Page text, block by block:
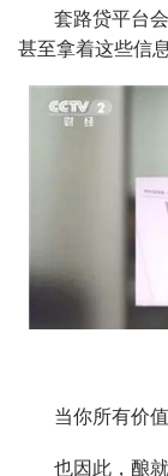
套路贷平台
甚至拿着这些信
当你所有价
也因此，酿